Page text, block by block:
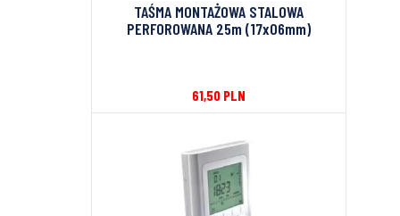
TAŚMA MONTAŻOWA STALOWA
PERFOROWANA 25m (17x06mm)
61,50 PLN